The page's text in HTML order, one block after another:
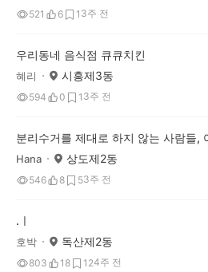
521 6 1 3주 전
우리동네 음식점 큐큐치킨
혜리 시흥제3동
594 0 1 3주 전
Hana 상도제2동
546 8 53주 전
.ㅣ
호박 독산제2동
803 18 124주 전